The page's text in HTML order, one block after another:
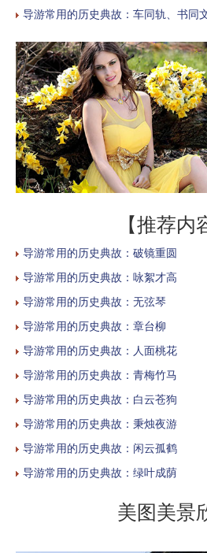
导游常用的历史典故：车同轨、书同
【推荐内
导游常用的历史典故：破镜重圆
导游常用的历史典故：咏絮才高
导游常用的历史典故：无弦琴
导游常用的历史典故：章台柳
导游常用的历史典故：人面桃花
导游常用的历史典故：青梅竹马
导游常用的历史典故：白云苍狗
导游常用的历史典故：秉烛夜游
导游常用的历史典故：闲云孤鹤
导游常用的历史典故：绿叶成荫
美图美景